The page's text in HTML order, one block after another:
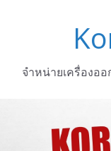
จำหน่ายเครื่องอ